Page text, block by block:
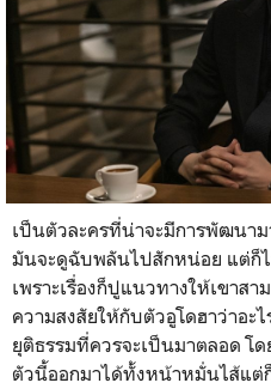
เป็นตัวละครที่น่าจะมีการพัฒนา
มันจะดูฉับพลันไปสักหน่อย แต่ก็
เพราะเรื่องก็ปูแนวทางให้เขาส
ความสงสัยให้กับตัวอูโดฮาว่าอ
ยุติธรรมที่ควรจะเป็นมาตลอด โ
ตัวนี้ออกมาได้ทั้งหน้าหมั่นไส้แต่